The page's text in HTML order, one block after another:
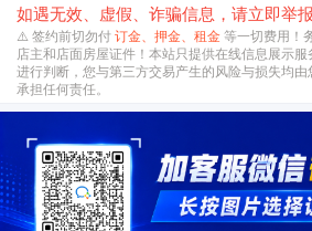
如遇无效、虚假、诈骗信息，请立即举报
⚠️ 签约前切勿付订金、押金、租金等一切费用！
店主和店面房屋证件！本站只提供在线信息展示
进行判断，您与第三方交易产生的风险与损失均
承担任何责任。